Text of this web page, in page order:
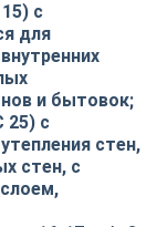
с
для
и бытовок;
25) с
стен,
стен, с